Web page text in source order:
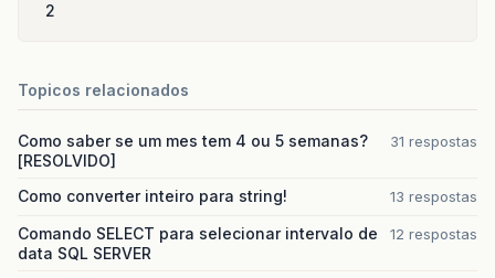
2
Topicos relacionados
Como saber se um mes tem 4 ou 5 semanas?
[RESOLVIDO]
31 respostas
Como converter inteiro para string! 13 respostas
Comando SELECT para selecionar intervalo de
data SQL SERVER
12 respostas